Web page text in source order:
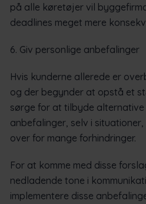
på alle køretøjer vil
deadlines meget mere
6. Giv personlige anbefalinger
Hvis kunderne allerede er
og der begynder at opstå et
sørge for at tilbyde
anbefalinger, selv i
over for mange forhindringer.
For at komme med disse
nedladende tone i
implementere disse